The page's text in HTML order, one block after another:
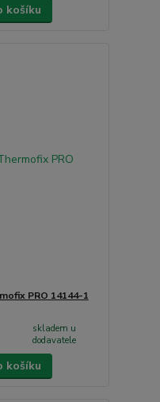
košíku
PRO 14144-1
skladem u
dodavatele
košíku